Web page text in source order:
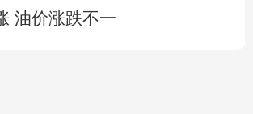
油价涨跌不一